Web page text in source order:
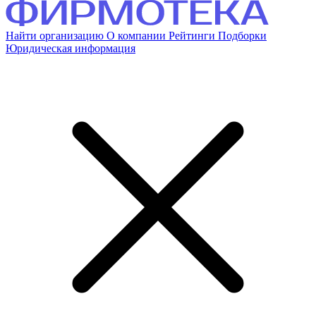
Найти организацию О компании Рейтинги Подборки
Юридическая информация